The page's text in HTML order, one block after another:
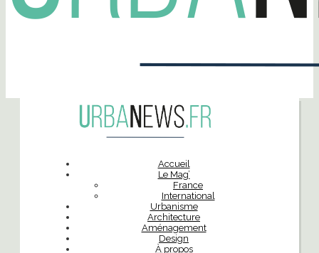
Accueil
Le Mag’
France
International
Urbanisme
Architecture
Aménagement
Design
À propos